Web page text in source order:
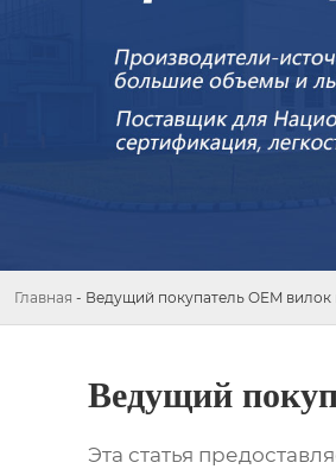
Главная - Ведущий покупатель OEM вилок
Ведущий
Эта статья